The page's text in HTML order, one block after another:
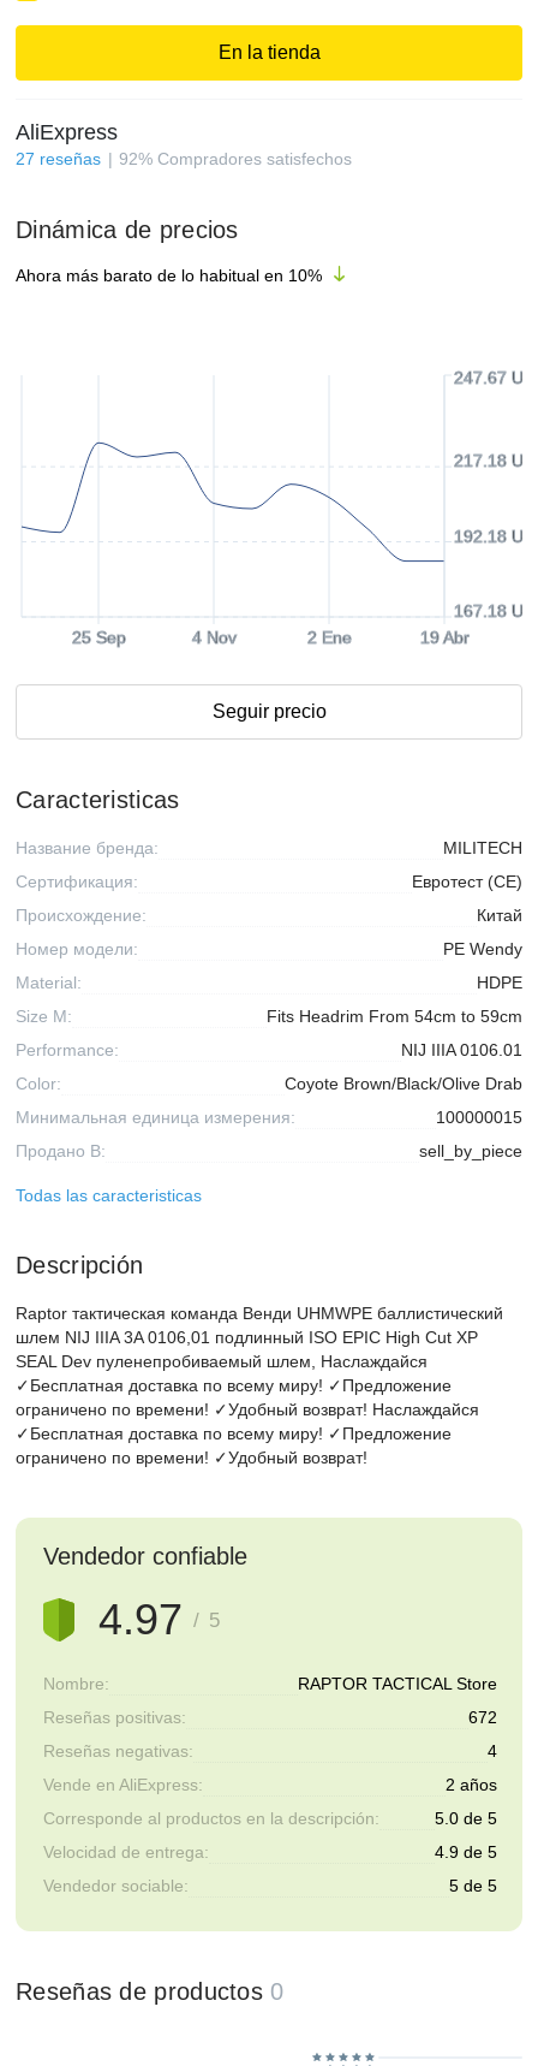
En la tienda
AliExpress
27 reseñas 92% Compradores satisfechos
Dinámica de precios
Ahora más barato de lo habitual en 10%
25 Sep 4 Nov 2 Ene 19 Abr
167.18
192.18
217.18
247.67
Seguir precio
Caracteristicas
Название бренда:
MILITECH
Сертификация:
Евротест (СЕ)
Происхождение:
Китай
Номер модели:
PE Wendy
Material:
HDPE
Size M:
Fits Headrim From 54cm to 59cm
Performance:
NIJ IIIA 0106.01
Color:
Coyote Brown/Black/Olive Drab
Минимальная единица измерения:
100000015
Продано В:
sell_by_piece
Todas las caracteristicas
Descripción
Raptor тактическая команда Венди UHMWPE баллистический
шлем NIJ IIIA 3A 0106,01 подлинный ISO EPIC High Cut XP
SEAL Dev пуленепробиваемый шлем, Наслаждайся
✓Бесплатная доставка по всему миру! ✓Предложение
ограничено по времени! ✓Удобный возврат! Наслаждайся
✓Бесплатная доставка по всему миру! ✓Предложение
ограничено по времени! ✓Удобный возврат!
Vendedor confiable
4.97 / 5
Nombre:
RAPTOR TACTICAL Store
Reseñas positivas:
672
Reseñas negativas:
4
Vende en AliExpress:
2 años
Corresponde al productos en la descripción:
5.0 de 5
Velocidad de entrega:
4.9 de 5
Vendedor sociable:
5 de 5
Reseñas de productos 0